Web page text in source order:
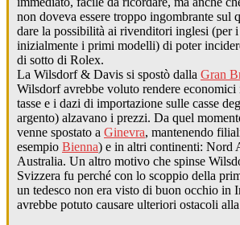
non doveva essere troppo ingombrante sul
dare la possibilità ai rivenditori inglesi (per
inizialmente i primi modelli) di poter
di sotto di Rolex.
La Wilsdorf & Davis si spostò dalla Gran
Wilsdorf avrebbe voluto rendere
tasse e i dazi di importazione sulle casse
argento) alzavano i prezzi. Da quel
venne spostato a Ginevra, mantenendo
esempio Bienna) e in altri continenti: Nord
Australia. Un altro motivo che spinse
Svizzera fu perché con lo scoppio della
un tedesco non era visto di buon occhio in
avrebbe potuto causare ulteriori ostacoli